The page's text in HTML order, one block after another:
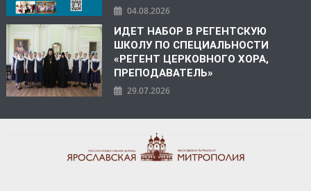
04.08.2026
ИДЕТ НАБОР В РЕГЕНТСКУЮ
ШКОЛУ ПО СПЕЦИАЛЬНОСТИ
«РЕГЕНТ ЦЕРКОВНОГО ХОРА,
ПРЕПОДАВАТЕЛЬ»
29.07.2026